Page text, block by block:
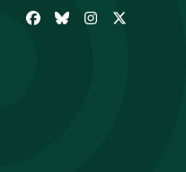
Facebook
BlueskyInstagram
Twitter